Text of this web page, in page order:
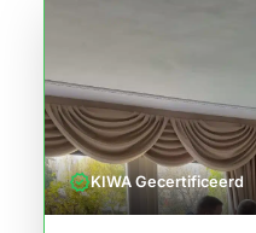
verifiedKIWA Gecertificeerd